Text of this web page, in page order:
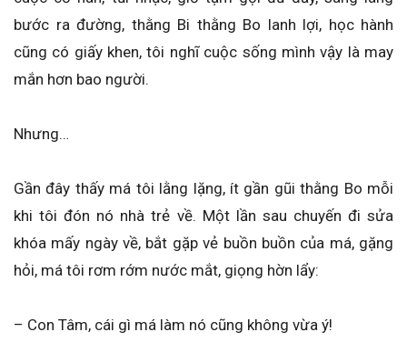
bước ra đường, thằng Bi thằng Bo lanh lợi, học hành
cũng có giấy khen, tôi nghĩ cuộc sống mình vậy là may
mắn hơn bao người.
Nhưng…
Gần đây thấy má tôi lằng lặng, ít gần gũi thằng Bo mỗi
khi tôi đón nó nhà trẻ về. Một lần sau chuyến đi sửa
khóa mấy ngày về, bắt gặp vẻ buồn buồn của má, gặng
hỏi, má tôi rơm rớm nước mắt, giọng hờn lẩy:
– Con Tâm, cái gì má làm nó cũng không vừa ý!